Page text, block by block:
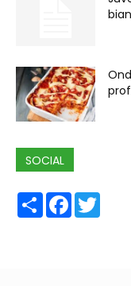
SOCIAL
ShareFacebook